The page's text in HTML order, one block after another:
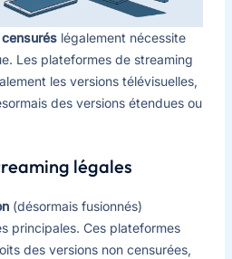
légalement nécessite
Les plateformes de streaming
les versions télévisuelles,
des versions étendues ou
légales
(désormais fusionnés)
principales. Ces plateformes
des versions non censurées,